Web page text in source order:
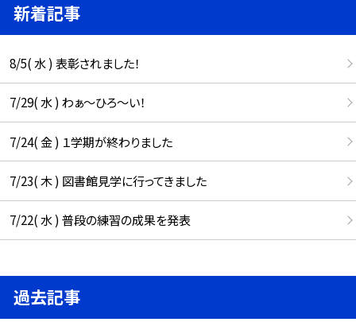
新着記事
8/5( 水 ) 表彰されました！
7/29( 水 ) わぁ～ひろ～い！
7/24( 金 ) １学期が終わりました
7/23( 木 ) 図書館見学に行ってきました
7/22( 水 ) 普段の練習の成果を発表
過去記事